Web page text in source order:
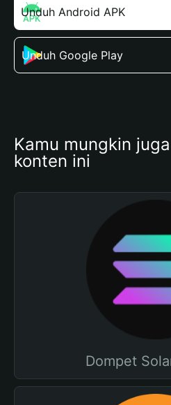
Unduh Android APK
Unduh Google Play
Kamu mungkin
konten ini
Dompet